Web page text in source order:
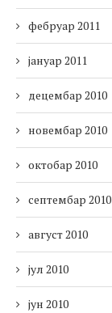
фебруар 2011
јануар 2011
децембар 2010
новембар 2010
октобар 2010
септембар 2010
август 2010
јул 2010
јун 2010